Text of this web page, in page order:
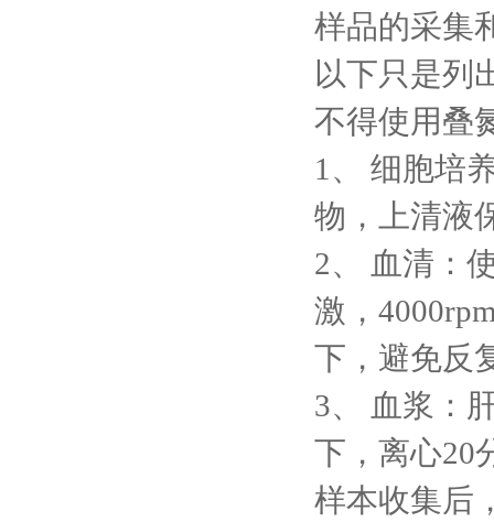
样品的采集
以下只是列
不得使用叠
1、 细胞培
物，上清液
2、
血清：
激，
下，避免反
3、
血浆：
下，离心20
样本收集后